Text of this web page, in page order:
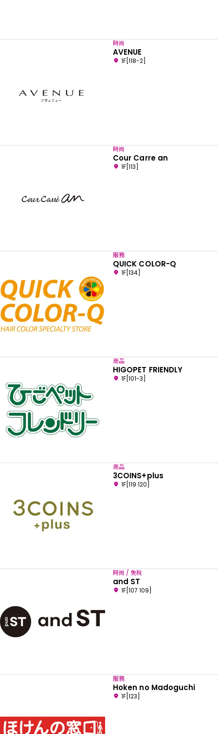
時尚
AVENUE
1F[118-2]
時尚
Cour Carre an
1F[113]
服務
QUICK COLOR-Q
1F[134]
商品
HIGOPET FRIENDLY
1F[101-3]
商品
3COINS+plus
1F[119 120]
時尚 / 免稅
and ST
1F[107 109]
服務
Hoken no Madoguchi
1F[123]